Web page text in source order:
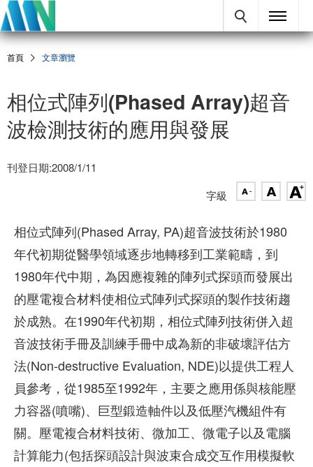
首頁 文章瀏覽
相位式陣列(Phased Array)超音
波檢測技術的應用與發展
刊登日期:2008/1/11
字級
相位式陣列(Phased Array, PA)超音波技術於1980
年代初期從醫學領域逐步地轉移到工業範疇，到
1980年代中期，為因應複雜的陣列式探頭而發展出
的壓電複合材料使相位式陣列式探頭的製作技術趨
於成熟。在1990年代初期，相位式陣列技術併入超
音波技術手冊及訓練手冊中成為新的非破壞評估方
法(Non-destructive Evaluation, NDE)以提供工程人
員參考，從1985至1992年，主要之應用係與核能壓
力容器(噴嘴)、巨型鍛造軸件以及低壓汽機組件有
關。壓電複合材料技術、微加工、微電子以及電腦
計算能力(包括探頭設計與波束合成交互作用模擬軟